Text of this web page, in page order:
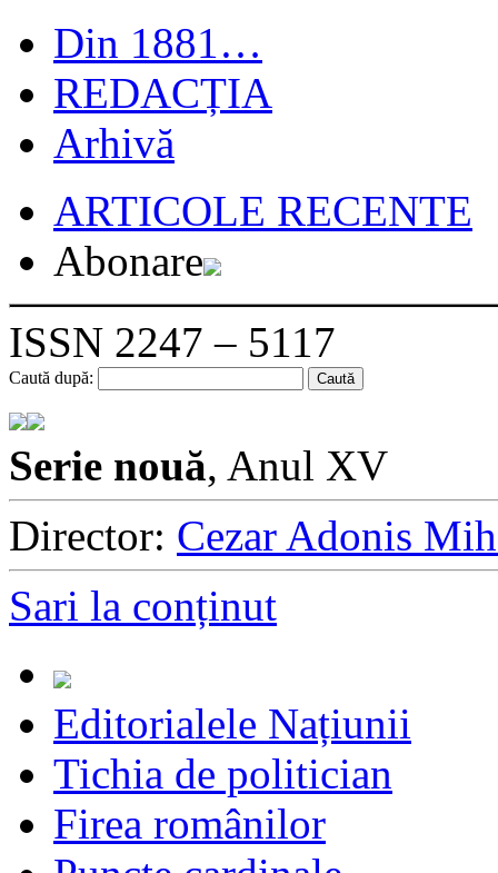
Din 1881…
REDACȚIA
Arhivă
ARTICOLE RECENTE
Abonare
ISSN 2247 – 5117
Caută după:
Serie nouă, Anul XV
Director: Cezar Adonis
Sari la conținut
Editorialele Națiunii
Tichia de politician
Firea românilor